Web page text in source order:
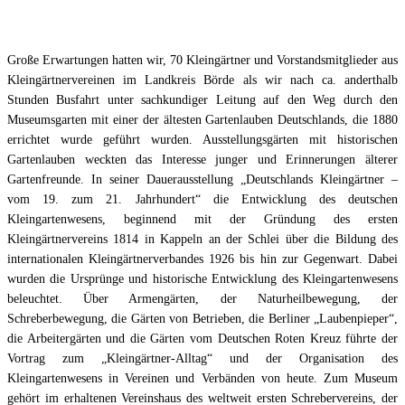
Große Erwartungen hatten wir, 70 Kleingärtner und Vorstandsmitglieder aus
Kleingärtnervereinen im Landkreis Börde als wir nach ca. anderthalb
Stunden Busfahrt unter sachkundiger Leitung auf den Weg durch den
Museumsgarten mit einer der ältesten Gartenlauben Deutschlands, die 1880
errichtet wurde geführt wurden. Ausstellungsgärten mit historischen
Gartenlauben weckten das Interesse junger und Erinnerungen älterer
Gartenfreunde. In seiner Dauerausstellung „Deutschlands Kleingärtner –
vom 19. zum 21. Jahrhundert“ die Entwicklung des deutschen
Kleingartenwesens, beginnend mit der Gründung des ersten
Kleingärtnervereins 1814 in Kappeln an der Schlei über die Bildung des
internationalen Kleingärtnerverbandes 1926 bis hin zur Gegenwart. Dabei
wurden die Ursprünge und historische Entwicklung des Kleingartenwesens
beleuchtet. Über Armengärten, der Naturheilbewegung, der
Schreberbewegung, die Gärten von Betrieben, die Berliner „Laubenpieper“,
die Arbeitergärten und die Gärten vom Deutschen Roten Kreuz führte der
Vortrag zum „Kleingärtner-Alltag“ und der Organisation des
Kleingartenwesens in Vereinen und Verbänden von heute. Zum Museum
gehört im erhaltenen Vereinshaus des weltweit ersten Schrebervereins, der